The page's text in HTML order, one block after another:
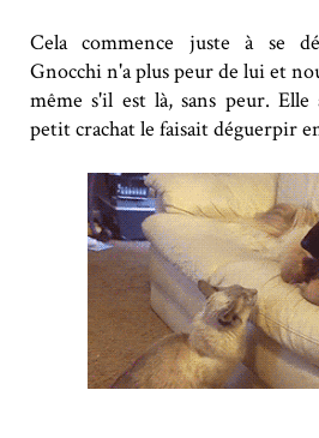
Cela commence juste à se
Gnocchi n'a plus peur de lui et
même s'il est là, sans peur.
petit crachat le faisait déguerpir